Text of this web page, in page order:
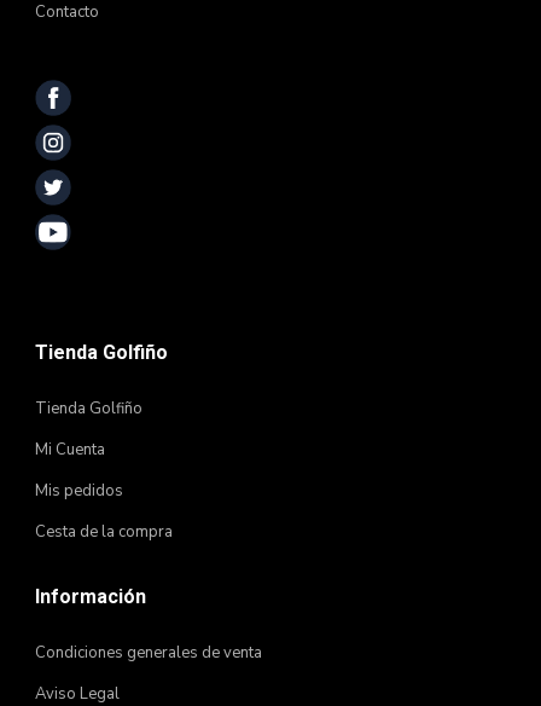
Contacto
Tienda Golfiño
Tienda Golfiño
Mi Cuenta
Mis pedidos
Cesta de la compra
Información
Condiciones generales de venta
Aviso Legal